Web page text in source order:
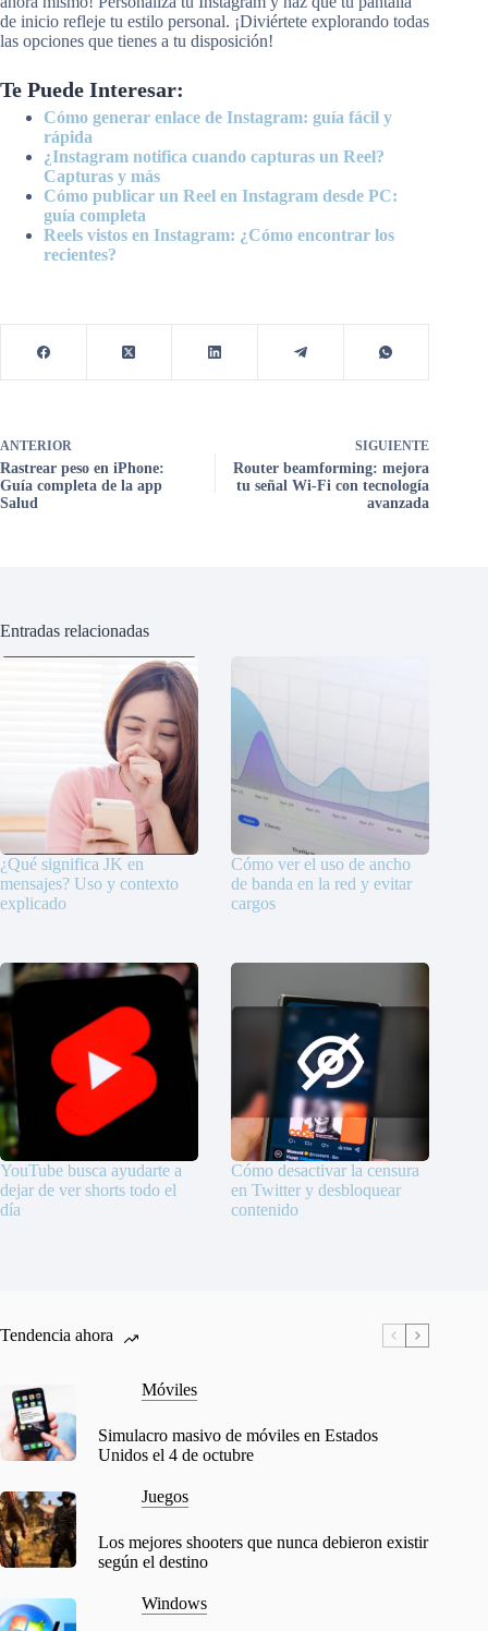
de inicio refleje tu estilo personal. ¡Diviértete explorando todas
las opciones que tienes a tu disposición!
Te Puede Interesar:
Cómo generar enlace de Instagram: guía fácil y
rápida
¿Instagram notifica cuando capturas un Reel?
Capturas y más
Cómo publicar un Reel en Instagram desde PC:
guía completa
Reels vistos en Instagram: ¿Cómo encontrar los
recientes?
ANTERIOR
Rastrear peso en iPhone:
Guía completa de la app
Salud
SIGUIENTE
Router beamforming: mejora
tu señal Wi-Fi con tecnología
avanzada
Entradas relacionadas
¿Qué significa JK en
mensajes? Uso y contexto
explicado
Cómo ver el uso de ancho
de banda en la red y evitar
cargos
YouTube busca ayudarte a
dejar de ver shorts todo el
día
Cómo desactivar la censura
en Twitter y desbloquear
contenido
Tendencia ahora
Móviles
Simulacro masivo de móviles en Estados
Unidos el 4 de octubre
Juegos
Los mejores shooters que nunca debieron existir
según el destino
Windows